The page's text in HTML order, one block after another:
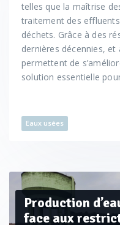
telles que la maîtrise
traitement des
déchets. Grâce à des
dernières décennies,
permettent de
solution essentielle
Eaux usées
Production
face aux